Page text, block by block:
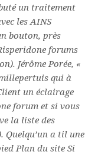
un traitement
les AINS
bouton, près
forums
Jérôme Porée, «
qui à
un éclairage
forum et si vous
la liste des
Quelqu’un a til une
Plan du site Si